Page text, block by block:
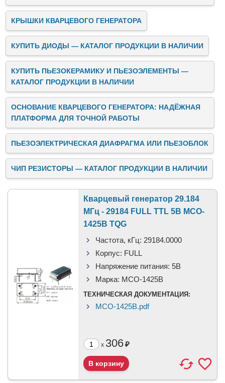
КРЫШКИ КВАРЦЕВОГО ГЕНЕРАТОРА
КУПИТЬ ДИОДЫ — КАТАЛОГ ПРОДУКЦИИ В НАЛИЧИИ
КУПИТЬ ПЬЕЗОКЕРАМИКУ И ПЬЕЗОЭЛЕМЕНТЫ —
КАТАЛОГ ПРОДУКЦИИ В НАЛИЧИИ
ОСНОВАНИЕ КВАРЦЕВОГО ГЕНЕРАТОРА: НАДЁЖНАЯ
ПЛАТФОРМА ДЛЯ ТОЧНОЙ РАБОТЫ
ПЬЕЗОЭЛЕКТРИЧЕСКАЯ ДИАФРАГМА ИЛИ ПЬЕЗОБЛОК
ЧИП РЕЗИСТОРЫ — КАТАЛОГ ПРОДУКЦИИ В НАЛИЧИИ
Кварцевый генератор 29.184
МГц - 29184 FULL TTL 5В MCO-
1425B TQG
Частота, кГц: 29184.0000
Корпус: FULL
Напряжение питания: 5В
Марка: MCO-1425B
ТЕХНИЧЕСКАЯ ДОКУМЕНТАЦИЯ:
MCO-1425B.pdf
x 306₽